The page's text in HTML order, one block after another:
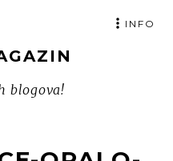
blogova!
INFO